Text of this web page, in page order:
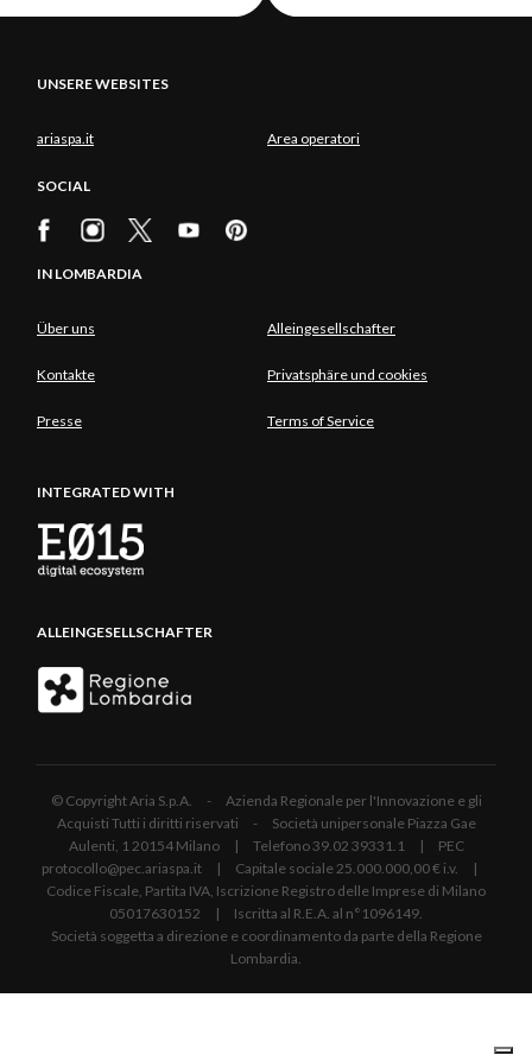
UNSERE WEBSITES
ariaspa.it Area operatori
SOCIAL
IN LOMBARDIA
Über uns Alleingesellschafter
Kontakte Privatsphäre und cookies
Presse Terms of Service
INTEGRATED WITH
ALLEINGESELLSCHAFTER
© Copyright Aria S.p.A. - Azienda Regionale per l'Innovazione e gli
Acquisti Tutti i diritti riservati - Società unipersonale Piazza Gae
Aulenti, 1 20154 Milano | Telefono 39.02 39331.1 | PEC
protocollo@pec.ariaspa.it | Capitale sociale 25.000.000,00 € i.v. |
Codice Fiscale, Partita IVA, Iscrizione Registro delle Imprese di Milano
05017630152 | Iscritta al R.E.A. al n°1096149.
Società soggetta a direzione e coordinamento da parte della Regione
Lombardia.